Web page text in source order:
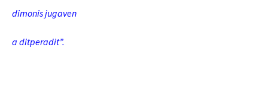
dimonis jugaven
a ditperadit”.